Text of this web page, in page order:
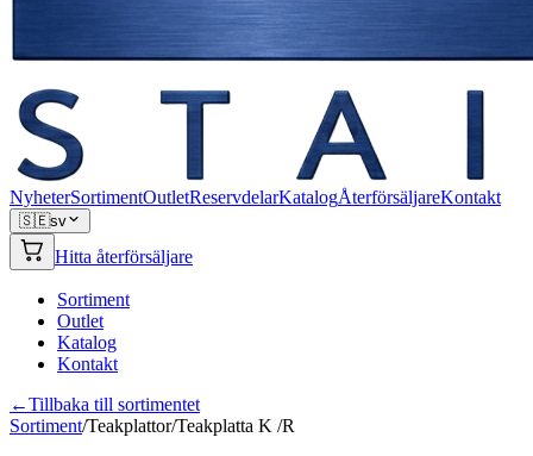
NyheterSortimentOutletReservdelarKatalogÅterförsäljareKontakt
🇸🇪sv
Hitta återförsäljare
Sortiment
Outlet
Katalog
Kontakt
←Tillbaka till sortimentet
Sortiment/Teakplattor/Teakplatta K /R